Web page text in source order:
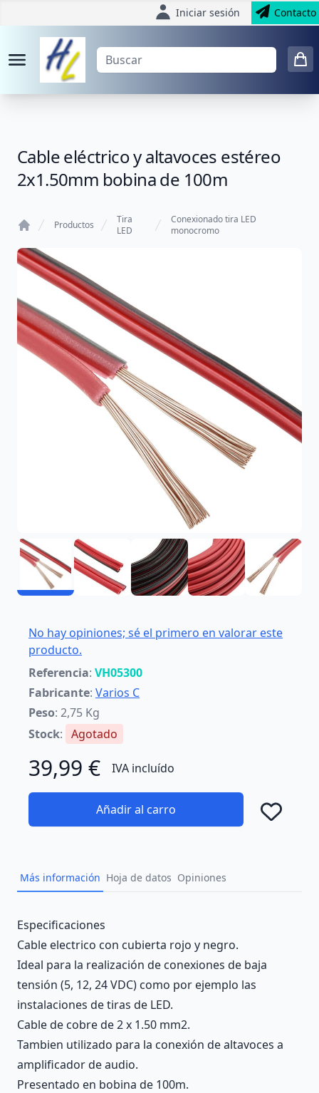
Iniciar sesión Contacto
Cable eléctrico y altavoces estéreo
2x1.50mm bobina de 100m
Productos
Tira
LED
Conexionado tira LED
monocromo
No hay opiniones; sé el primero en valorar este
producto.
Referencia: VH05300
Fabricante: Varios C
Peso: 2,75 Kg
Stock: Agotado
39,99 € IVA incluído
Añadir al carro
Más información Hoja de datos Opiniones
Description
Especificaciones
Cable electrico con cubierta rojo y negro.
Ideal para la realización de conexiones de baja
tensión (5, 12, 24 VDC) como por ejemplo las
instalaciones de tiras de LED.
Cable de cobre de 2 x 1.50 mm2.
Tambien utilizado para la conexión de altavoces a
amplificador de audio.
Presentado en bobina de 100m.